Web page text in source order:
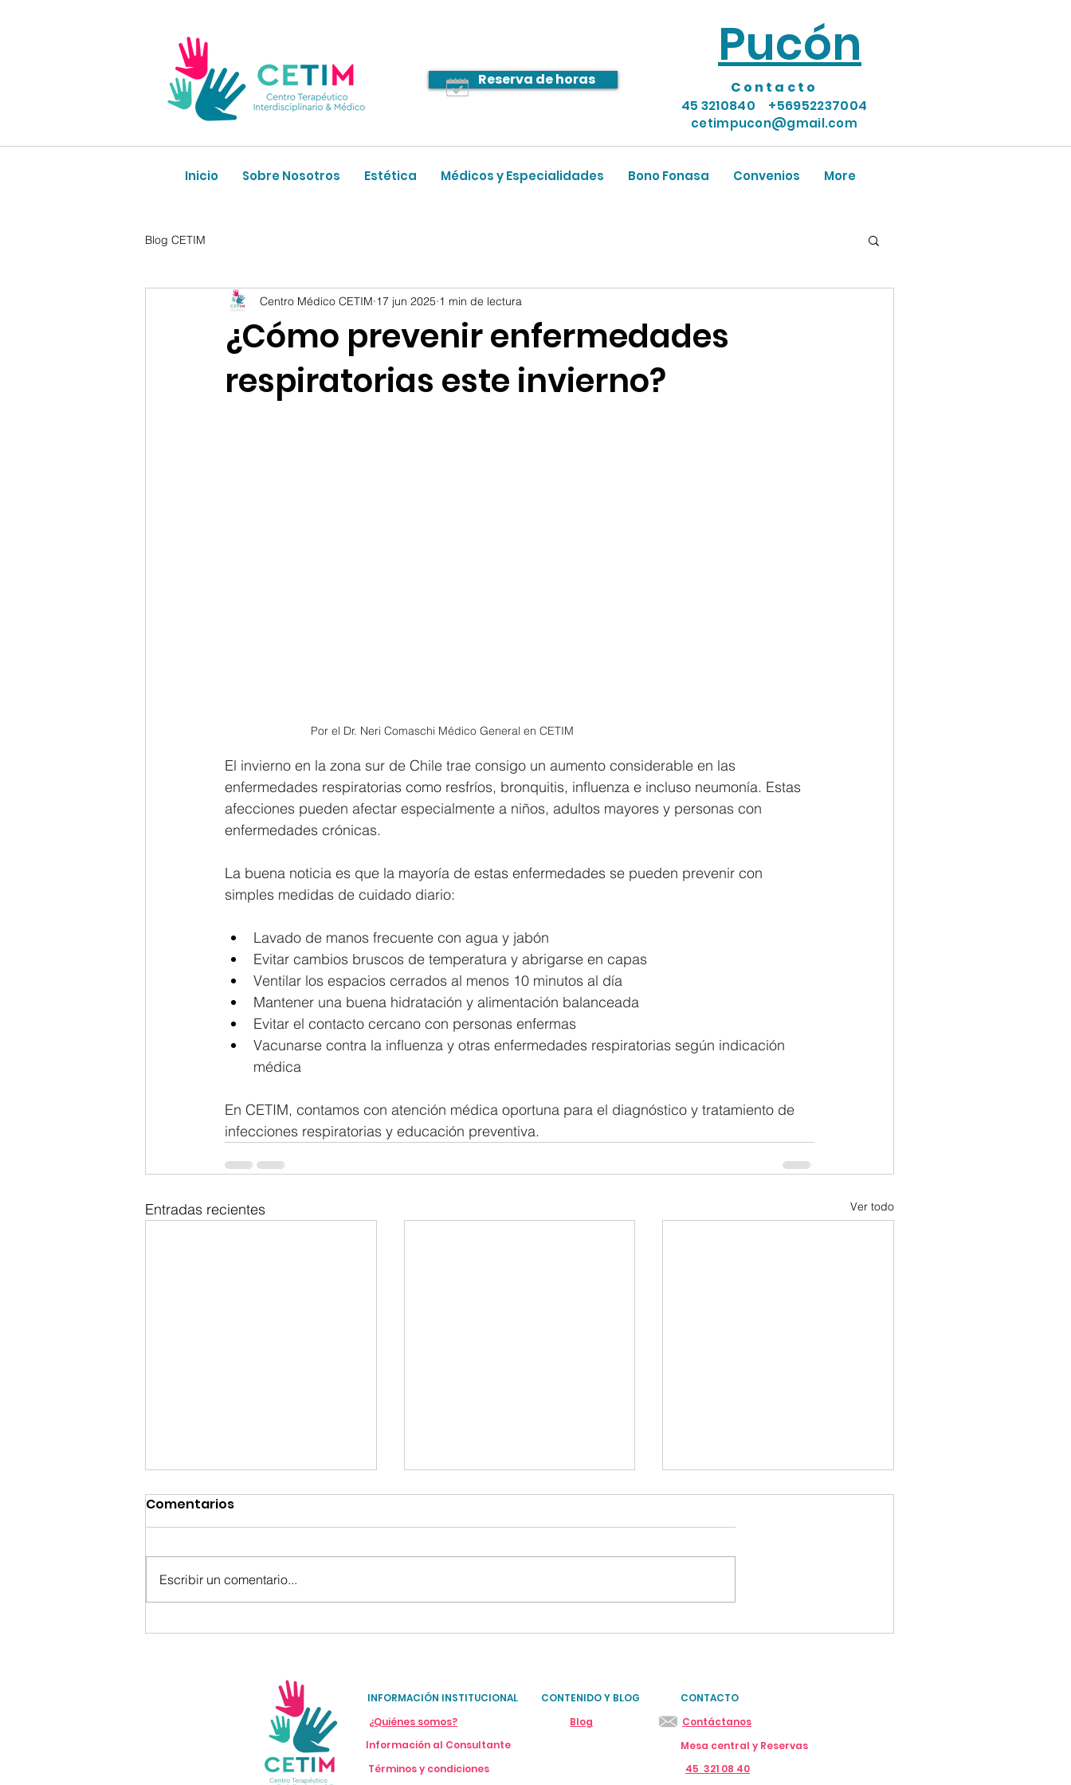
Reserva de horas
Pucón
Contacto
45 3210840
+56952237004
cetimpucon@gmail.com
Inicio Sobre Nosotros Estética Médicos y Especialidades Bono Fonasa Convenios More
Blog CETIM
¿Cómo prevenir enfermedades
respiratorias este invierno?
Centro Médico CETIM 17 jun 2025 1 min de lectura
Por el Dr. Neri Comaschi Médico General en CETIM
El invierno en la zona sur de Chile trae consigo un aumento considerable en las
enfermedades respiratorias como resfríos, bronquitis, influenza e incluso neumonía. Estas
afecciones pueden afectar especialmente a niños, adultos mayores y personas con
enfermedades crónicas.
La buena noticia es que la mayoría de estas enfermedades se pueden prevenir con
simples medidas de cuidado diario:
Lavado de manos frecuente con agua y jabón
Evitar cambios bruscos de temperatura y abrigarse en capas
Ventilar los espacios cerrados al menos 10 minutos al día
Mantener una buena hidratación y alimentación balanceada
Evitar el contacto cercano con personas enfermas
Vacunarse contra la influenza y otras enfermedades respiratorias según indicación
médica
En CETIM, contamos con atención médica oportuna para el diagnóstico y tratamiento de
infecciones respiratorias y educación preventiva.
Entradas recientes Ver todo
🤧 Influenza A (H3N2):
circulación en el
hemisferio norte
Altas temperaturas:
niños
✨ Ultra HIFU 12D Matrix:
Comentarios
Escribir un comentario...
¿Quiénes somos?
INFORMACIÓN INSTITUCIONAL
Términos y condiciones
CONTENIDO Y BLOG
CONTACTO
Blog
Contáctanos
Mesa central y Reservas
45 321 08 40
Información al Consultante